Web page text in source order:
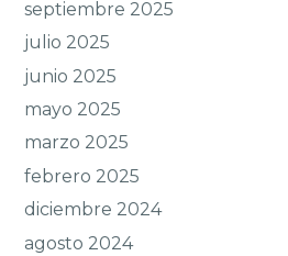
septiembre 2025
julio 2025
junio 2025
mayo 2025
marzo 2025
febrero 2025
diciembre 2024
agosto 2024